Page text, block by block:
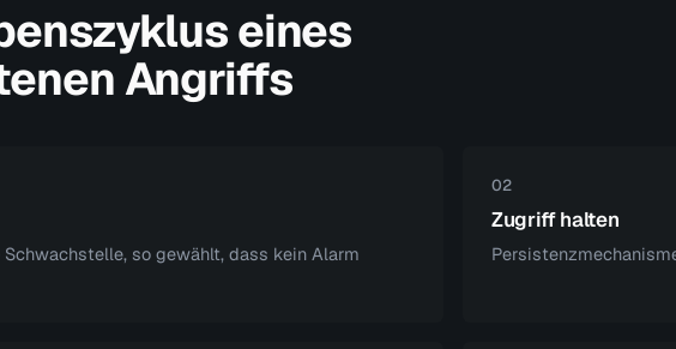
eines
Angriffs
so gewählt, dass kein Alarm
02
Zugriff halten